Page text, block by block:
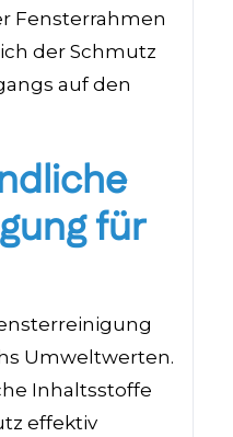
Fensterrahmen
der Schmutz
auf den
für
Umweltwerten.
Inhaltsstoffe
effektiv